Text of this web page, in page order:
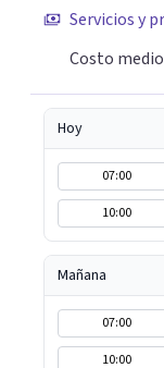
¿Tienes dudas
momento de dar
Servicios y
Costo
Hoy
07:00
10:00
Mañana
07:00
10:00